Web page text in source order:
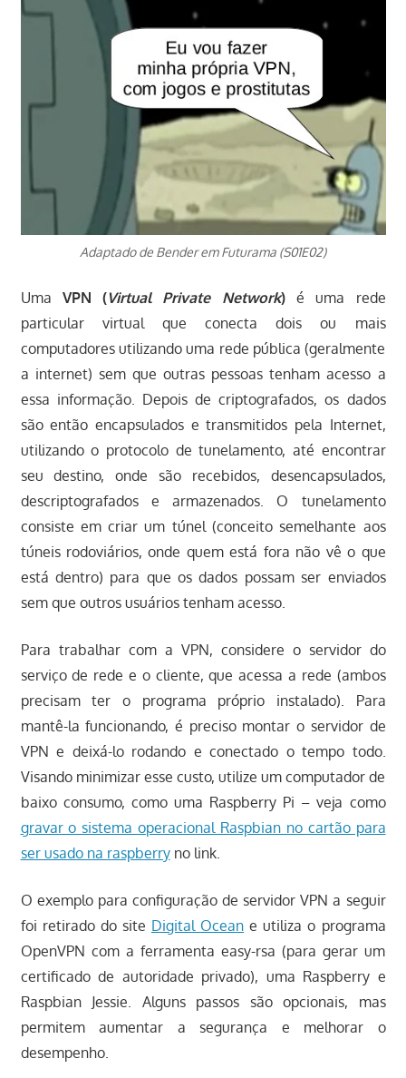
Adaptado de Bender em Futurama (S01E02)
Uma VPN (Virtual Private Network)é uma rede
particular virtual que conecta dois ou mais
computadores utilizando uma rede pública (geralmente
a internet) sem que outras pessoas tenham acesso a
essa informação. Depois de criptografados, os dados
são então encapsulados e transmitidos pela Internet,
utilizando o protocolo de tunelamento, até encontrar
seu destino, onde são recebidos, desencapsulados,
descriptografados e armazenados. O tunelamento
consiste em criar um túnel (conceito semelhante aos
túneis rodoviários, onde quem está fora não vê o que
está dentro) para que os dados possam ser enviados
sem que outros usuários tenham acesso.
Para trabalhar com a VPN, considere o servidor do
serviço de rede e o cliente, que acessa a rede (ambos
precisam ter o programa próprio instalado). Para
mantê-la funcionando, é preciso montar o servidor de
VPN e deixá-lo rodando e conectado o tempo todo.
Visando minimizar esse custo, utilize um computador de
baixo consumo, como uma Raspberry Pi – veja como
gravar o sistema operacional Raspbian no cartão para
ser usado na raspberryno link.
O exemplo para configuração de servidor VPN a seguir
foi retirado do site Digital Ocean e utiliza o programa
OpenVPN com a ferramenta easy-rsa (para gerar um
certificado de autoridade privado), uma Raspberry e
Raspbian Jessie. Alguns passos são opcionais, mas
permitem aumentar a segurança e melhorar o
desempenho.